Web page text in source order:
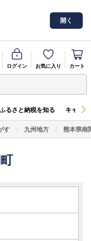
開く
ログイン お気に入り カート
ふるさと納税を知る キャン
す 九州地方 熊本県南